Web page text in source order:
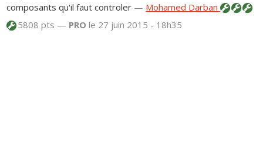
composants qu'il faut controler — Mohamed Darban
5808 pts — PRO le 27 juin 2015 - 18h35